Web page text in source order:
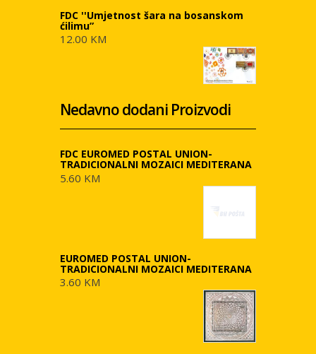
FDC ''Umjetnost šara na bosanskom
ćilimu”
12.00 KM
Nedavno dodani Proizvodi
FDC EUROMED POSTAL UNION-
TRADICIONALNI MOZAICI MEDITERANA
5.60 KM
EUROMED POSTAL UNION-
TRADICIONALNI MOZAICI MEDITERANA
3.60 KM